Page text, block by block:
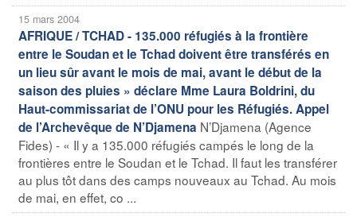
15 mars 2004
AFRIQUE / TCHAD - 135.000 réfugiés à la frontière
entre le Soudan et le Tchad doivent être transférés en
un lieu sûr avant le mois de mai, avant le début de la
saison des pluies » déclare Mme Laura Boldrini, du
Haut-commissariat de l’ONU pour les Réfugiés. Appel
de l’Archevêque de N’Djamena N’Djamena (Agence
Fides) - « Il y a 135.000 réfugiés campés le long de la
frontières entre le Soudan et le Tchad. Il faut les transférer
au plus tôt dans des camps nouveaux au Tchad. Au mois
de mai, en effet, co ...